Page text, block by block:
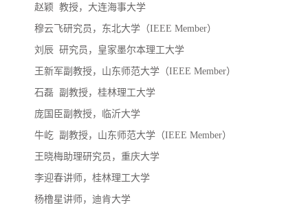
赵颖 教授，大连海事大学
穆云飞研究员，东北大学（IEEE Member）
刘辰 研究员，皇家墨尔本理工大学
王新军副教授，山东师范大学（IEEE Member）
石磊 副教授，桂林理工大学
庞国臣 副教授，临沂大学
牛屹 副教授，山东师范大学（IEEE Member）
王晓梅助理研究员，重庆大学
李迎春讲师，桂林理工大学
杨橹星讲师，迪肯大学